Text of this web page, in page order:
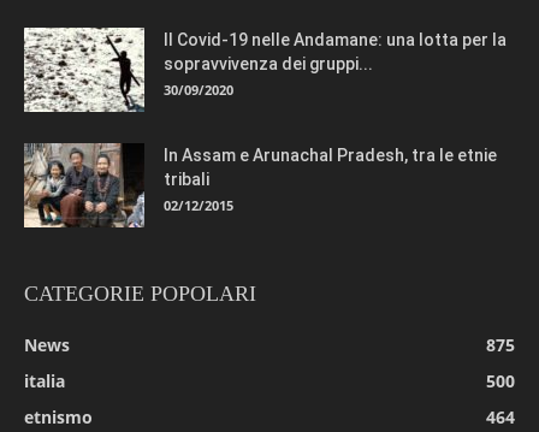
Il Covid-19 nelle Andamane: una lotta per la
sopravvivenza dei gruppi...
30/09/2020
In Assam e Arunachal Pradesh, tra le etnie
tribali
02/12/2015
CATEGORIE POPOLARI
News
875
italia
500
etnismo
464